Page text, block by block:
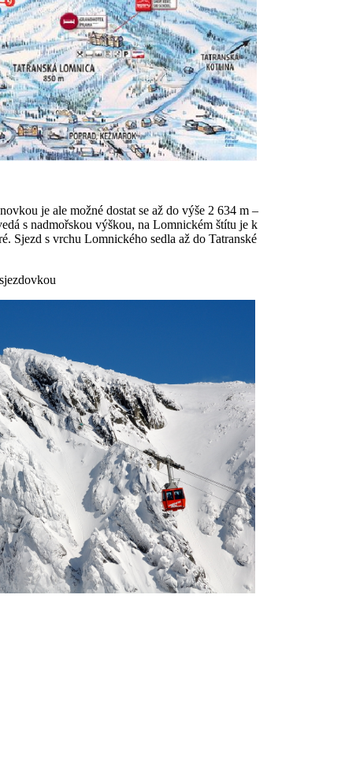
je ale možné dostat se až do výše 2 634 m –
s nadmořskou výškou, na Lomnickém štítu je k
Sjezd s vrchu Lomnického sedla až do Tatranské